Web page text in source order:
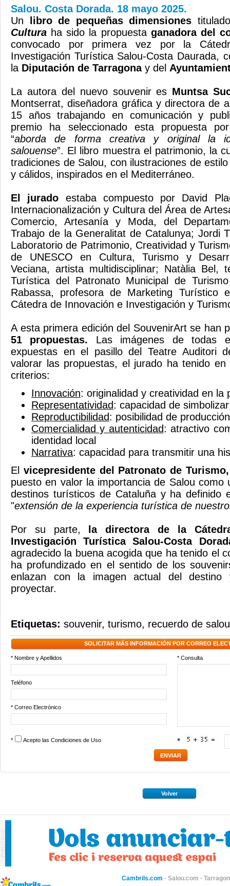
Salou. Costa Dorada. 18 mayo 2025.
Un
libro de pequeñas dimensiones
Cultura ha sido la propuesta ganadora del
convocado por primera vez por la
Investigación Turística Salou-Costa Daurada,
la Diputación de Tarragonay del
La autora del nuevo souvenir es Muntsa
Montserrat, diseñadora gráfica y directora de
15 años trabajando en comunicación y
premio ha seleccionado esta propuesta
“aborda de forma creativa y original la
salouense”. El libro muestra el patrimonio, la
tradiciones de Salou, con ilustraciones de
y cálidos, inspirados en el Mediterráneo.
El jurado estaba compuesto por David
Internacionalización y Cultura del Área de
Comercio, Artesanía y Moda, del
Trabajo de la Generalitat de Catalunya; Jordi
Laboratorio de Patrimonio, Creatividad y
de UNESCO en Cultura, Turismo y
Veciana, artista multidisciplinar; Natàlia Bel,
Turística del Patronato Municipal de
Rabassa, profesora de Marketing Turístico
Cátedra de Innovación e Investigación y
A esta primera edición del SouvenirArt se han
51 propuestas. Las imágenes de todas
expuestas en el pasillo del Teatre Auditori
valorar las propuestas, el jurado ha tenido en
criterios:
Innovación: originalidad y creatividad en la
Representatividad: capacidad de
Reproductibilidad: posibilidad de
Comercialidad y autenticidad: atractivo
identidad local
Narrativa: capacidad para transmitir una
El vicepresidente del Patronato de
puesto en valor la importancia de Salou como
destinos turísticos de Cataluña y ha definido
"extensión de la experiencia turística de
Por su parte,
la directora de la
Investigación Turística Salou-Costa
agradecido la buena acogida que ha tenido el
ha profundizado en el sentido de los
enlazan con la imagen actual del
proyectar.
Etiquetas: souvenir, turismo, recuerdo de salou
SOLICITAR MÁS INFORMACIÓN POR CORREO
* Nombre y Apellidos * Consulta
Teléfono
* Correo Electrónico
* Acepto las Condiciones de Uso *
Volver
Cambrils.com · Salou.com ·